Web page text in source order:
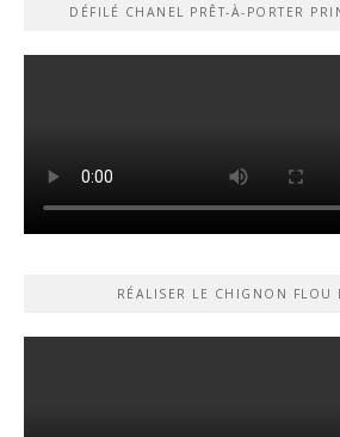
DÉFILÉ CHANEL PRÊT-À-PORTER
RÉALISER LE CHIGNON FLOU